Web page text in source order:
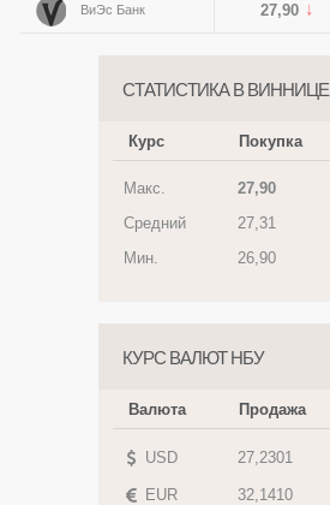
ВиЭс Банк 27,90
СТАТИСТИКА В ВИННИЦЕ
Курс Покупка
Макс. 27,90
Средний
27,31
Мин.
26,90
КУРС ВАЛЮТ НБУ
Валюта Продажа
USD 27,2301
EUR 32,1410